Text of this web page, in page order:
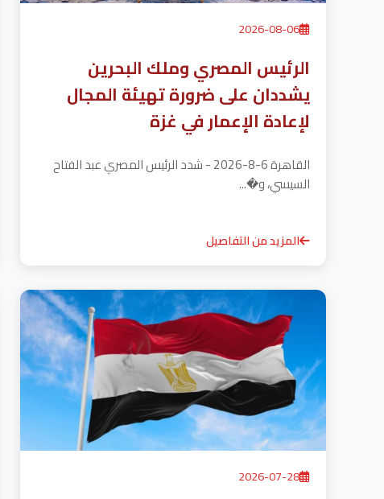
2026-08-06
الرئيس المصري وملك البحرين
يشددان على ضرورة تهيئة المجال
لإعادة الإعمار في غزة
القاهرة 6-8-2026 - شدد الرئيس المصري عبد الفتاح
السيسي، و�...
المزيد من التفاصيل
2026-07-28